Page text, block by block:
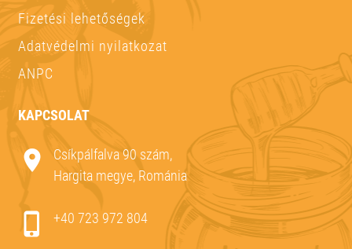
Fizetési lehetőségek
Adatvédelmi nyilatkozat
ANPC
KAPCSOLAT
Csíkpálfalva 90 szám,
Hargita megye, Románia
+40 723 972 804